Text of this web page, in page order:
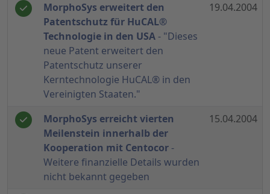
MorphoSys erweitert den
Patentschutz für HuCAL®
Technologie in den USA- "Dieses
neue Patent erweitert den
Patentschutz unserer
Kerntechnologie HuCAL® in den
Vereinigten Staaten."
19.04.2004
MorphoSys erreicht vierten
Meilenstein innerhalb der
Kooperation mit Centocor -
Weitere finanzielle Details wurden
nicht bekannt gegeben
15.04.2004